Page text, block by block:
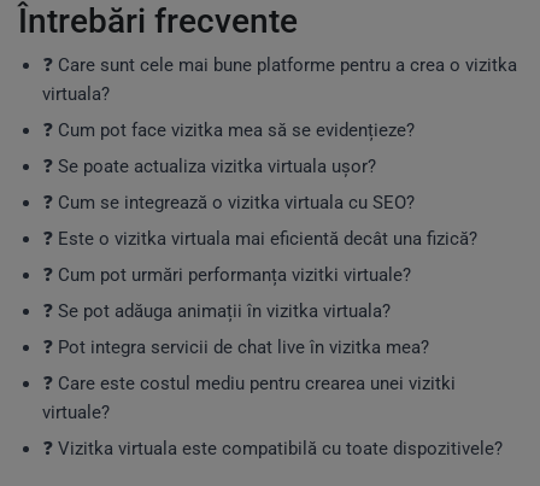
Întrebări frecvente
❓ Care sunt cele mai bune platforme pentru a crea o vizitka
virtuala?
❓ Cum pot face vizitka mea să se evidențieze?
❓ Se poate actualiza vizitka virtuala ușor?
❓ Cum se integrează o vizitka virtuala cu SEO?
❓ Este o vizitka virtuala mai eficientă decât una fizică?
❓ Cum pot urmări performanța vizitki virtuale?
❓ Se pot adăuga animații în vizitka virtuala?
❓ Pot integra servicii de chat live în vizitka mea?
❓ Care este costul mediu pentru crearea unei vizitki
virtuale?
❓ Vizitka virtuala este compatibilă cu toate dispozitivele?